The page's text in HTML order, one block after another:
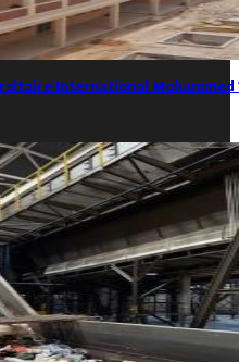
International